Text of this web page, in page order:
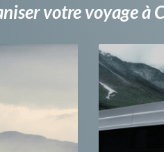
votre voyage à